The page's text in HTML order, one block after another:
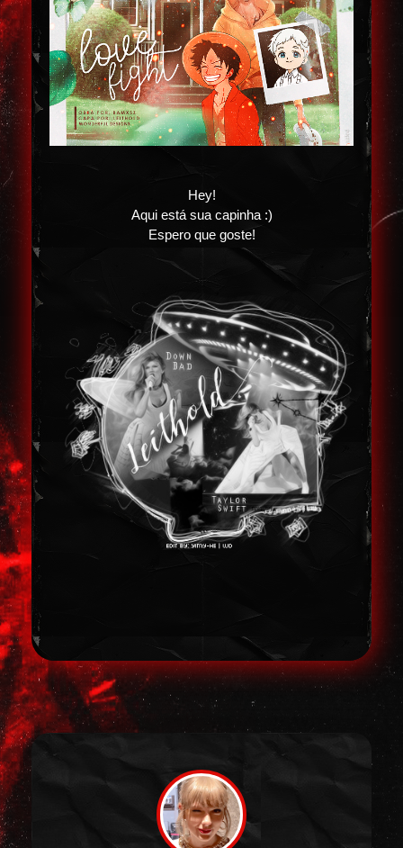
Hey!
Aqui está sua capinha :)
Espero que goste!